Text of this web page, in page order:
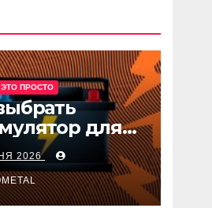
ПРОСТО
для
2026